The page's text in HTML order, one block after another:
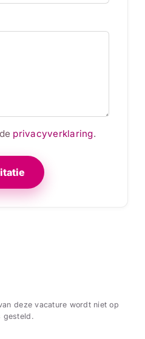
privacyverklaring.
deze vacature wordt niet op
gesteld.